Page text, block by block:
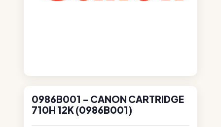
0986B001 - CANON CARTRIDGE
710H 12K (0986B001)